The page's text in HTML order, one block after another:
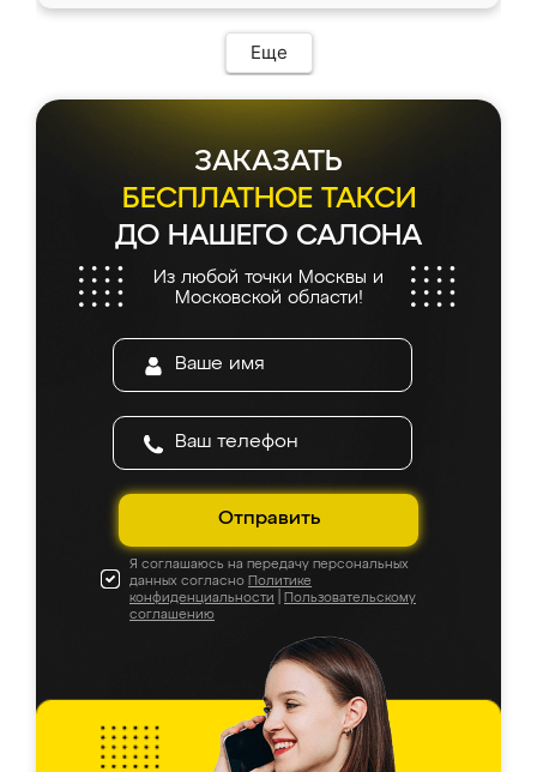
Еще
ЗАКАЗАТЬ
БЕСПЛАТНОЕ ТАКСИ
ДО НАШЕГО САЛОНА
Из любой точки Москвы и
Московской области!
Отправить
Я соглашаюсь на передачу персональных
данных согласно Политике
конфиденциальности
Пользовательскому
соглашению